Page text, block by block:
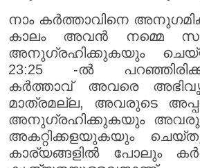
നാം കർത്താവിനെ
കാലം അവൻ നമ്മെ
അനുഗ്രഹിക്കുകയും
23:25 -ൽ
കർത്താവ് അവരെ
മാത്രമല്ല, അവരുടെ
അനുഗ്രഹിക്കുകയും
അകറ്റിക്കളയുകയും
കാര്യങ്ങളിൽ പോലും